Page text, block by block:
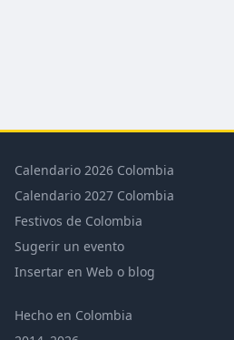
Calendario 2026 Colombia
Calendario 2027 Colombia
Festivos de Colombia
Sugerir un evento
Insertar en Web o blog
Hecho en Colombia